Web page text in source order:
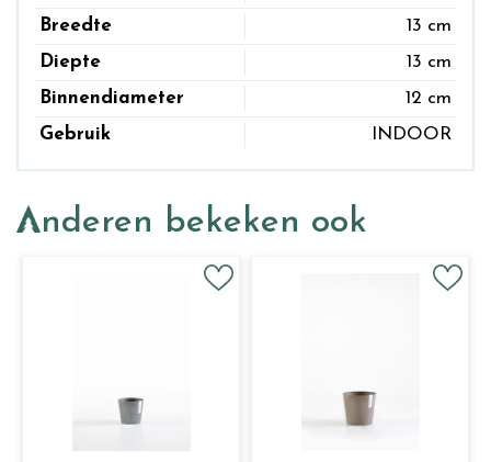
Breedte
13 cm
Diepte
13 cm
Binnendiameter
12 cm
Gebruik
INDOOR
Anderen bekeken ook